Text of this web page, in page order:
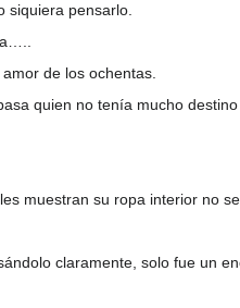
pensarlo.
de los ochentas.
quien no tenía mucho
muestran su ropa interior no
claramente, solo fue un